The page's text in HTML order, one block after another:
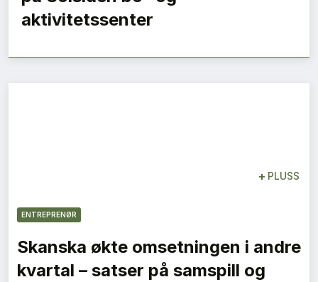
aktivitetssenter
+ PLUSS
ENTREPRENØR
Skanska økte omsetningen i andre
kvartal – satser på samspill og